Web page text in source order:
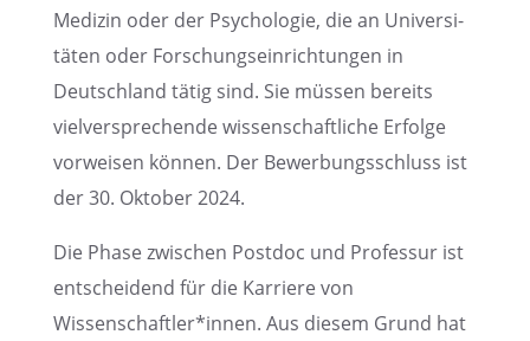
Medizin oder der Psycho­lo­gie, die an Univer­si­
tä­ten oder Forschungs­ein­rich­tun­gen in
Deutsch­land tätig sind. Sie müssen bereits
vielver­spre­chende wissen­schaft­li­che Erfolge
vorwei­sen können. Der Bewer­bungs­schluss ist
der 30. Oktober 2024.
Die Phase zwischen Postdoc und Profes­sur ist
entschei­dend für die Karriere von
Wissenschaftler*innen. Aus diesem Grund hat